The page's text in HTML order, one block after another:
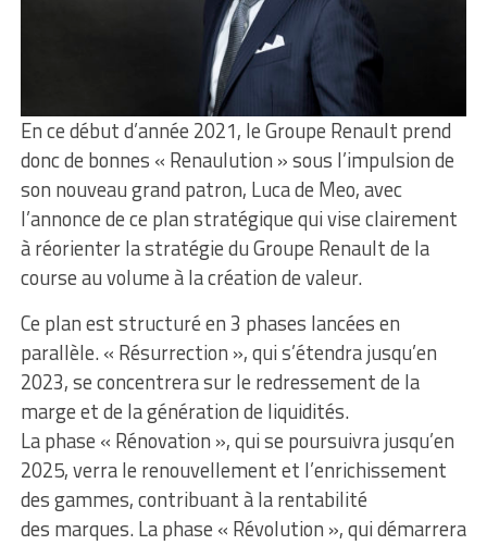
En ce début d’année 2021, le Groupe Renault prend
donc de bonnes « Renaulution » sous l’impulsion de
son nouveau grand patron, Luca de Meo, avec
l’annonce de ce plan stratégique qui vise clairement
à réorienter la stratégie du Groupe Renault de la
course au volume à la création de valeur.
Ce plan est structuré en 3 phases lancées en
parallèle. « Résurrection », qui s’étendra jusqu’en
2023, se concentrera sur le redressement de la
marge et de la génération de liquidités.
La phase « Rénovation », qui se poursuivra jusqu’en
2025, verra le renouvellement et l’enrichissement
des gammes, contribuant à la rentabilité
des marques. La phase « Révolution », qui démarrera